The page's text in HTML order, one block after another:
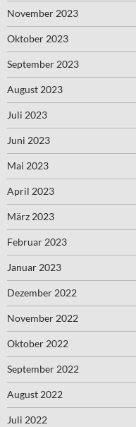
November 2023
Oktober 2023
September 2023
August 2023
Juli 2023
Juni 2023
Mai 2023
April 2023
März 2023
Februar 2023
Januar 2023
Dezember 2022
November 2022
Oktober 2022
September 2022
August 2022
Juli 2022